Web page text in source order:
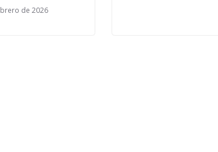
de 2026